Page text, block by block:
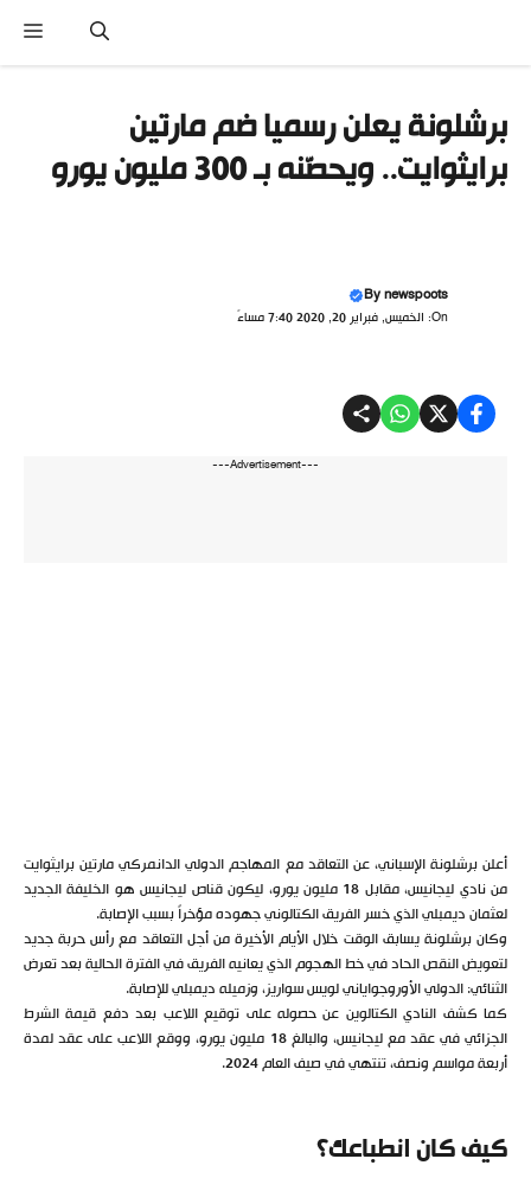
المحتوى
برشلونة يعلن رسميا ضم مارتين
برايثوايت.. ويحصّنه بـ 300 مليون يورو
Bynewspoots
On: الخميس, فبراير 20, 2020 7:40 مساءً
---Advertisement---
أعلن برشلونة الإسباني، عن التعاقد مع المهاجم الدولي الدانمركي مارتين برايثوايت
من نادي ليجانيس، مقابل 18 مليون يورو، ليكون قناص ليجانيس هو الخليفة الجديد
لعثمان ديمبلي الذي خسر الفريق الكتالوني جهوده مؤخراً بسبب الإصابة.
وكان برشلونة يسابق الوقت خلال الأيام الأخيرة من أجل التعاقد مع رأس حربة جديد
لتعويض النقص الحاد في خط الهجوم الذي يعانيه الفريق في الفترة الحالية بعد تعرض
الثنائي: الدولي الأوروجواياني لويس سواريز، وزميله ديمبلي للإصابة.
كما كشف النادي الكتالوين عن حصوله على توقيع اللاعب بعد دفع قيمة الشرط
الجزائي في عقد مع ليجانيس، والبالغ 18 مليون يورو، ووقع اللاعب على عقد لمدة
أربعة مواسم ونصف، تنتهي في صيف العام 2024.
كيف كان انطباعك؟